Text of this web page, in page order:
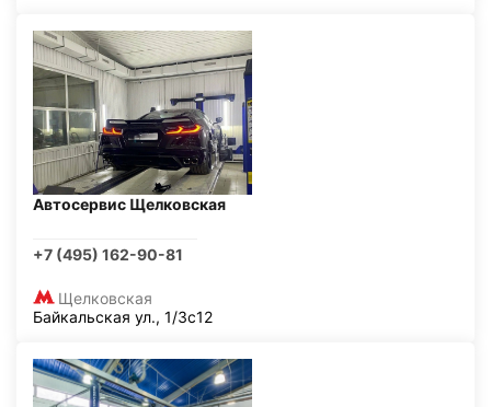
Автосервис Щелковская
+7 (495) 162-90-81
Щелковская
Байкальская ул., 1/3с12